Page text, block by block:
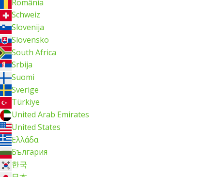
România
Schweiz
Slovenija
Slovensko
South Africa
Srbija
Suomi
Sverige
Türkiye
United Arab Emirates
United States
Ελλάδα
България
한국